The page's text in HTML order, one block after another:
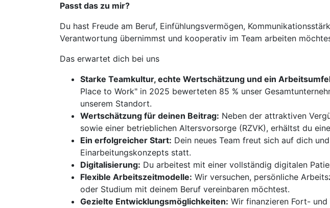
Passt das zu mir?
Du hast Freude am Beruf, Einfühlungsvermögen,
Verantwortung übernimmst und kooperativ im Team arbeiten
Das erwartet dich bei uns
Starke Teamkultur, echte Wertschätzung und ein
Place to Work" in 2025 bewerteten 85 % unser
unserem Standort.
Wertschätzung für deinen Beitrag: Neben der attraktiven
sowie einer betrieblichen Altersvorsorge (RZVK), erhältst du
Ein erfolgreicher Start: Dein neues Team freut sich auf dich
Einarbeitungskonzepts statt.
Digitalisierung: Du arbeitest mit einer vollständig digitalen
Flexible Arbeitszeitmodelle: Wir versuchen, persönliche
oder Studium mit deinem Beruf vereinbaren möchtest.
Gezielte Entwicklungsmöglichkeiten: Wir finanzieren Fort- und